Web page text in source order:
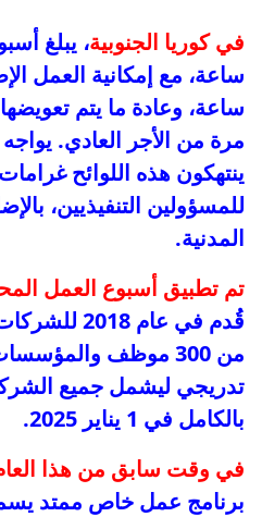
في كوريا الجنوبية
مرة من الأجر العادي.
ينتهكون هذه اللوائح
للمسؤولين التنفيذيين،
المدنية.
تم تطبيق أسبوع العمل المحدد بـ
قُدم في عام
من 300 موظف
تدريجي ليشمل جميع
بالكامل في 1 يناير 2025.
في وقت سابق من هذا
برنامج عمل خاص ممتد